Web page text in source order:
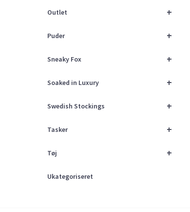
+
Outlet
+
Puder
+
Sneaky Fox
+
Soaked in Luxury
+
Swedish Stockings
+
Tasker
+
Tøj
Ukategoriseret